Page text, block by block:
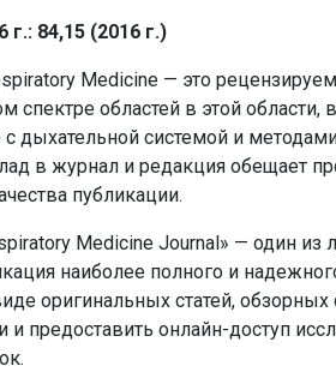
г.: 84,15 (2016 г.)
Medicine — это
спектре областей в этой
с дыхательной системой и
в журнал и редакция обещает
публикации.
Medicine Journal» — один
наиболее полного и
оригинальных статей, обзорных
и предоставить онлайн-доступ